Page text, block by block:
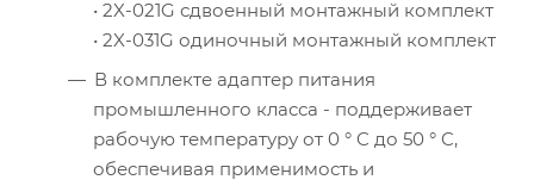
• 2X-021G сдвоенный монтажный комплект
• 2X-031G одиночный монтажный комплект
В комплекте адаптер питания
промышленного класса - поддерживает
рабочую температуру от 0 ° C до 50 ° C,
обеспечивая применимость и